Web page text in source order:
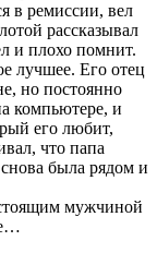
в ремиссии, вел
рассказывал
и плохо помнит.
лучшее. Его отец
но постоянно
компьютере, и
его любит,
что папа
была рядом и
мужчиной